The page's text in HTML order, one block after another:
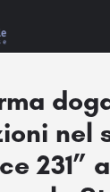
nel
231”